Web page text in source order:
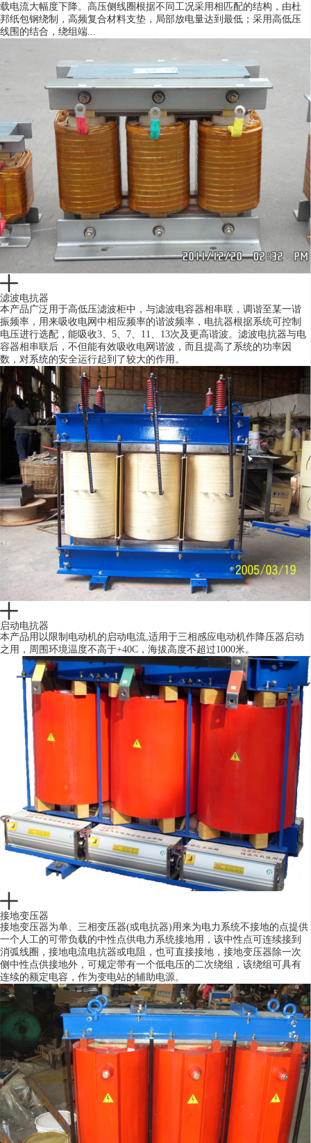
载电流大幅度下降。高压侧线圈根据不同工况采用相匹配的结构，由杜
邦纸包钢绕制，高频复合材料支垫，局部放电量达到最低；采用高低压
线围的结合，绕组端...
滤波电抗器
本产品广泛用于高低压滤波柜中，与滤波电容器相串联，调谐至某一谐
振频率，用来吸收电网中相应频率的谐波频率，电抗器根据系统可控制
电压进行选配，能吸收3、5、7、11、13次及更高谐波。滤波电抗器与电
容器相串联后，不但能有效吸收电网谐波，而且提高了系统的功率因
数，对系统的安全运行起到了较大的作用。
启动电抗器
本产品用以限制电动机的启动电流,适用于三相感应电动机作降压器启动
之用，周围环境温度不高于+40C，海拔高度不超过1000米。
接地变压器
接地变压器为单、三相变压器(或电抗器)用来为电力系统不接地的点提供
一个人工的可带负载的中性点供电力系统接地用，该中性点可连续接到
消弧线圈，接地电流电抗器或电阻，也可直接接地，接地变压器除一次
侧中性点供接地外，可规定带有一个低电压的二次绕组，该绕组可具有
连续的额定电容，作为变电站的辅助电源。